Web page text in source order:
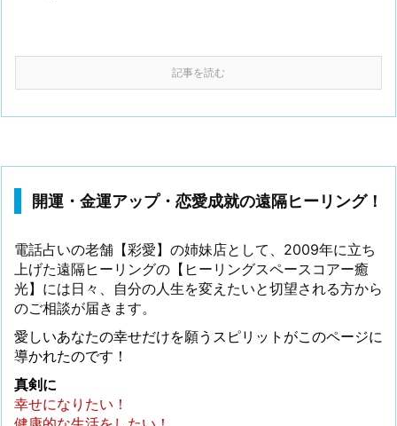
記事を読む
開運・金運アップ・恋愛成就の遠隔ヒーリング！
電話占いの老舗【彩愛】の姉妹店として、2009年に立ち
上げた遠隔ヒーリングの【ヒーリングスペースコアー癒
光】には日々、自分の人生を変えたいと切望される方から
のご相談が届きます。
愛しいあなたの幸せだけを願うスピリットがこのページに
導かれたのです！
真剣に
幸せになりたい！